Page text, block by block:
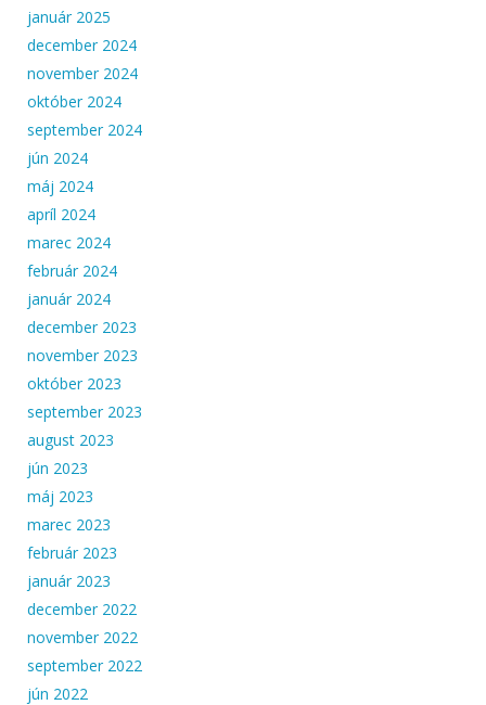
január 2025
december 2024
november 2024
október 2024
september 2024
jún 2024
máj 2024
apríl 2024
marec 2024
február 2024
január 2024
december 2023
november 2023
október 2023
september 2023
august 2023
jún 2023
máj 2023
marec 2023
február 2023
január 2023
december 2022
november 2022
september 2022
jún 2022